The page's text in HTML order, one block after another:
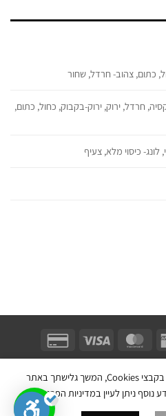
כתום, צהוב- חרדל, שחור
חרדל, ירוק, ירוק-בקבוק, כחול, כתום,
לונג- כיסוי מלא, צעיף
מכירות ע''י:
לידיעתך, באתר זה נעשה שימוש בקבצי Cookies, המשך גלישתך באתר
ניתן לעיין במדיניות הפרטיות.